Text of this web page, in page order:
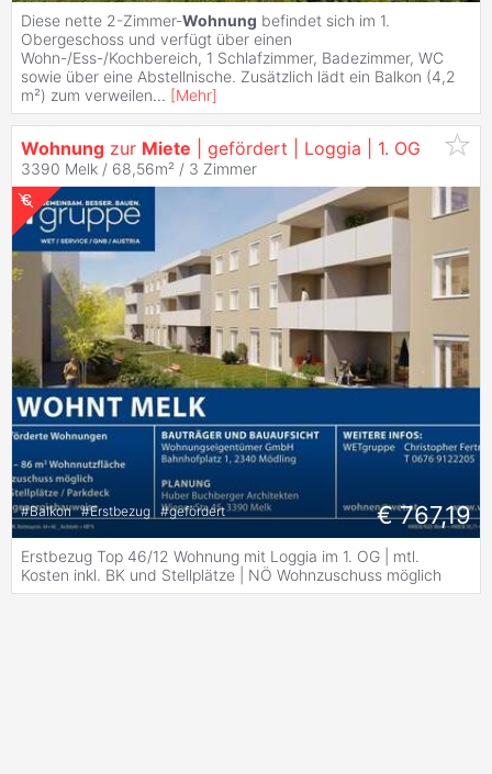
Diese nette 2-Zimmer-Wohnung befindet sich im 1.
Obergeschoss und verfügt über einen
Wohn-/Ess-/Kochbereich, 1 Schlafzimmer, Badezimmer, WC
sowie über eine Abstellnische. Zusätzlich lädt ein Balkon (4,2
m²) zum verweilen... [Mehr]
Wohnung zur Miete | gefördert | Loggia | 1. OG
3390 Melk / 68,56m² / 3 Zimmer
#Balkon #Erstbezug #gefördert € 767,19
Erstbezug Top 46/12 Wohnung mit Loggia im 1. OG | mtl.
Kosten inkl. BK und Stellplätze | NÖ Wohnzuschuss möglich